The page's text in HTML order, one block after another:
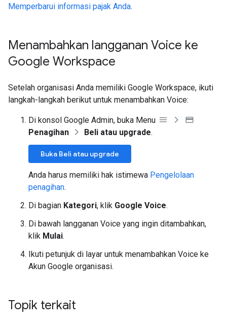
Memperbarui informasi pajak Anda.
Menambahkan langganan Voice ke
Google Workspace
Setelah organisasi Anda memiliki Google Workspace, ikuti
langkah-langkah berikut untuk menambahkan Voice:
Di konsol Google Admin, buka Menu
Penagihan
Beli atau upgrade.
Buka Beli atau upgrade
Anda harus memiliki hak istimewa Pengelolaan
penagihan.
Di bagian Kategori, klik Google Voice.
Di bawah langganan Voice yang ingin ditambahkan,
klik Mulai.
Ikuti petunjuk di layar untuk menambahkan Voice ke
Akun Google organisasi.
Topik terkait